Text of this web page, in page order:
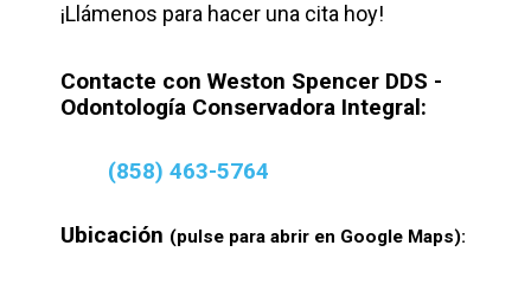
¡Llámenos para hacer una cita hoy!
Contacte con Weston Spencer DDS -
Odontología Conservadora Integral:
(858) 463-5764
Ubicación (pulse para abrir en Google Maps):